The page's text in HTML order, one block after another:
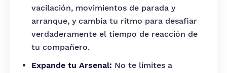
vacilación, movimientos de parada y
arranque, y cambia tu ritmo para desafiar
verdaderamente el tiempo de reacción de
tu compañero.
Expande tu Arsenal: No te limites a